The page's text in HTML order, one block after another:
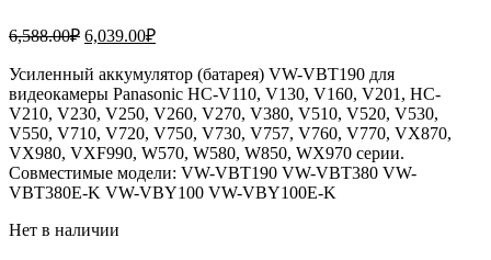
6,588.00₽ Первоначальная
составляла
6,588.00₽.
6,039.00₽Текущая
6,039.00₽.
Усиленный аккумулятор (батарея) VW-VBT190 для
видеокамеры Panasonic HC-V110, V130, V160, V201, HC-
V210, V230, V250, V260, V270, V380, V510, V520, V530,
V550, V710, V720, V750, V730, V757, V760, V770, VX870,
VX980, VXF990, W570, W580, W850, WX970 серии.
Совместимые модели: VW-VBT190 VW-VBT380 VW-
VBT380E-K VW-VBY100 VW-VBY100E-K
Нет в наличии